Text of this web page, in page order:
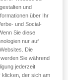
für die
dient zum
sich in der
am
Der
schwimmt,
Die
schnellen
und
über Ihr
und Social-
Sie diese
nur auf
Die
Sie während
jederzeit
klicken, der sich am